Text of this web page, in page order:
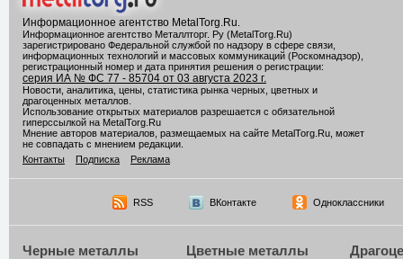
Информационное агентство MetalTorg.Ru
Информационное агентство Металлторг. Ру (MetalTorg.Ru)
зарегистрировано Федеральной службой по надзору в сфере связи,
информационных технологий и массовых коммуникаций (Роскомнадзор),
регистрационный номер и дата принятия решения о регистрации:
серия ИА № ФС 77 - 85704 от 03 августа 2023 г.
Новости, аналитика, цены, статистика рынка черных, цветных и
драгоценных металлов.
Использование открытых материалов разрешается с обязательной
гиперссылкой на MetalTorg.Ru
Мнение авторов материалов, размещаемых на сайте MetalTorg.Ru, может
не совпадать с мнением редакции.
Контакты
Подписка Реклама
RSS ВКонтакте Одноклассники
Черные металлы Цветные металлы